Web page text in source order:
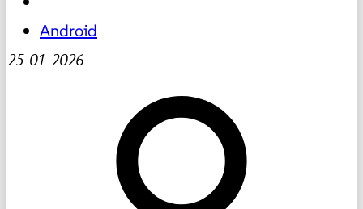
Android
25-01-2026 -